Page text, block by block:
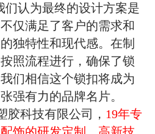
们认为最终的设计方案是
仅满足了客户的需求和
独特性和现代感。在制
照流程进行，确保了锁
们相信这个锁扣将成为
强有力的品牌名片。
胶科技有限公司， 19年专